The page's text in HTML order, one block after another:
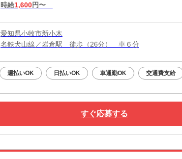
時給1,600円〜
愛知県小牧市新小木
名鉄犬山線／岩倉駅 徒歩（26分） 車６分
週払いOK 日払いOK 車通勤OK 交通費支給
すぐ応募する